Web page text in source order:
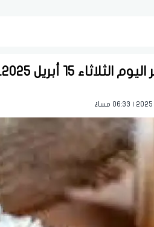
15 أبريل 2025.. شوف وصل لكام